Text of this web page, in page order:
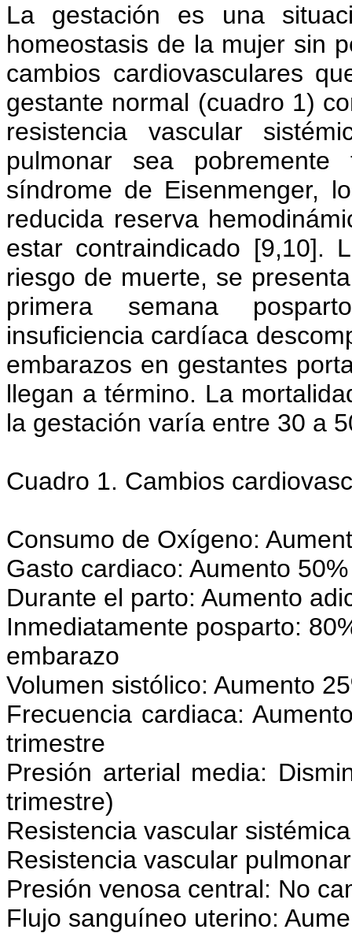
La gestación es una
homeostasis de la mujer sin
cambios cardiovasculares
gestante normal (cuadro 1)
resistencia vascular
pulmonar sea
síndrome de Eisenmenger,
reducida reserva
estar contraindicado [9,10].
riesgo de muerte, se
primera semana
insuficiencia cardíaca
embarazos en gestantes
llegan a término. La
la gestación varía entre 30 a
Cuadro 1. Cambios
Consumo de Oxígeno:
Gasto cardiaco: Aumento
Durante el parto: Aumento
Inmediatamente posparto:
embarazo
Volumen sistólico: Aumento
Frecuencia cardiaca:
trimestre
Presión arterial media:
trimestre)
Resistencia vascular
Resistencia vascular
Presión venosa central: No
Flujo sanguíneo uterino: